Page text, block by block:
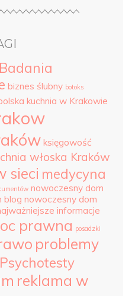
Badania
biznes ślubny botoks
kuchnia w Krakowie
księgowość
włoska Kraków
sieci medycyna
nowoczesny dom
blog nowoczesny dom
informacje
prawna posadzki
problemy
Psychotesty
reklama w